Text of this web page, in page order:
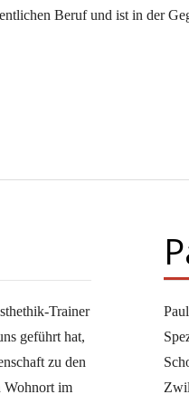
Beruf und ist in der
Trainer
geführt hat,
zu den
Wohnort im